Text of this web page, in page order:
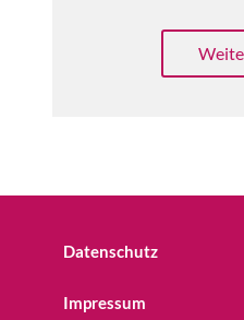
Datenschutz
Impressum